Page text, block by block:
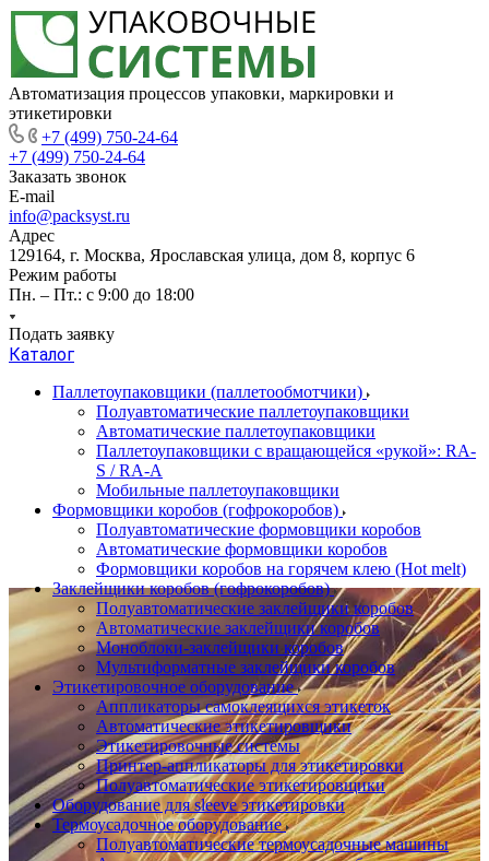
Автоматизация процессов упаковки, маркировки и
этикетировки
+7 (499) 750-24-64
+7 (499) 750-24-64
Заказать звонок
E-mail
info@packsyst.ru
Адрес
129164, г. Москва, Ярославская улица, дом 8, корпус 6
Режим работы
Пн. – Пт.: с 9:00 до 18:00
Подать заявку
Каталог
Паллетоупаковщики (паллетообмотчики)
Полуавтоматические паллетоупаковщики
Автоматические паллетоупаковщики
Паллетоупаковщики с вращающейся «рукой»: RA-
S / RA-A
Мобильные паллетоупаковщики
Формовщики коробов (гофрокоробов)
Полуавтоматические формовщики коробов
Автоматические формовщики коробов
Формовщики коробов на горячем клею (Hot melt)
Заклейщики коробов (гофрокоробов)
Полуавтоматические заклейщики коробов
Автоматические заклейщики коробов
Моноблоки-заклейщики коробов
Мультиформатные заклейщики коробов
Этикетировочное оборудование
Аппликаторы самоклеящихся этикеток
Автоматические этикетировщики
Этикетировочные системы
Принтер-аппликаторы для этикетировки
Полуавтоматические этикетировщики
Оборудование для sleeve этикетировки
Термоусадочное оборудование
Полуавтоматические термоусадочные машины